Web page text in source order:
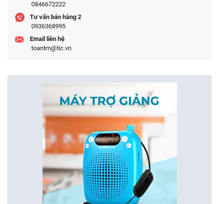
0846672222
Tư vấn bán hàng 2
0936368995
Email liên hệ
toantm@tic.vn